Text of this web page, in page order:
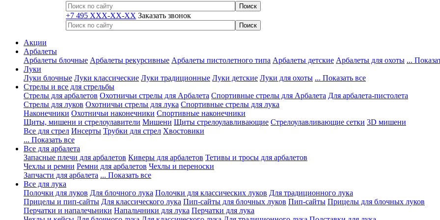
+7 495 XXX-XX-XX Заказать звонок
Акции
Арбалеты
Арбалеты блочные Арбалеты рекурсивные Арбалеты пистолетного типа Арбалеты детские Арбалеты для охоты ...
Луки
Луки блочные Луки классические Луки традиционные Луки детские Луки для охоты ... Показать все
Стрелы и все для стрельбы
Стрелы для арбалетов Охотничьи стрелы для Арбалета Спортивные стрелы для Арбалета Для арбалета-пистолета
Стрелы для луков Охотничьи стрелы для лука Спортивные стрелы для лука
Наконечники Охотничьи наконечники Спортивные наконечники
Щиты, мишени и стрелоулавители Мишени Щиты стрелоулавливающие Стрелоулавливающие сетки 3D мишени
Все для стрел Инсерты Трубки для стрел Хвостовики
... Показать все
Все для арбалета
Запасные плечи для арбалетов Киверы для арбалетов Тетивы и тросы для арбалетов
Чехлы и ремни Ремни для арбалетов Чехлы и переноски
Запчасти для арбалета ... Показать все
Все для лука
Полочки для луков Для блочного лука Полочки для классических луков Для традиционного лука
Прицелы и пип-сайты Для классического лука Пип-сайты для блочных луков Пип-сайты Прицелы для блочных луков
Перчатки и напалечьники Напальчники для лука Перчатки для лука